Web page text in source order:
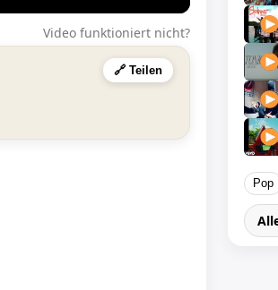
Video funktioniert nicht?
🔗 Teilen
Pop